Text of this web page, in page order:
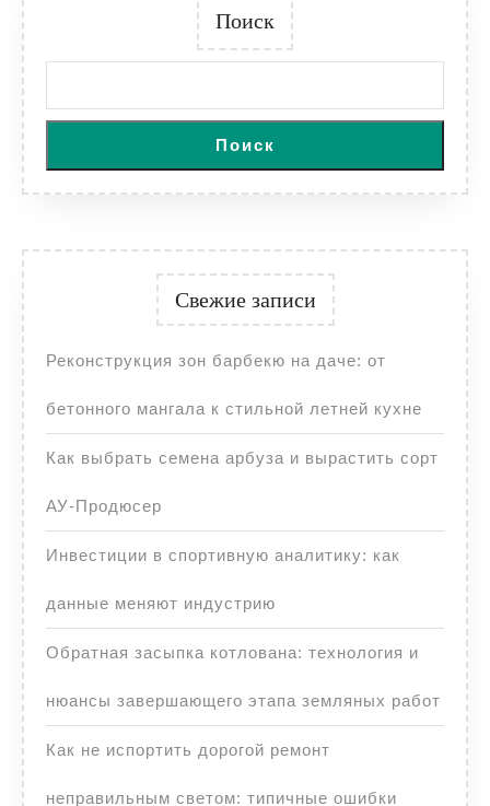
Поиск
Поиск
Свежие записи
Реконструкция зон барбекю на даче: от
бетонного мангала к стильной летней кухне
Как выбрать семена арбуза и вырастить сорт
АУ-Продюсер
Инвестиции в спортивную аналитику: как
данные меняют индустрию
Обратная засыпка котлована: технология и
нюансы завершающего этапа земляных работ
Как не испортить дорогой ремонт
неправильным светом: типичные ошибки